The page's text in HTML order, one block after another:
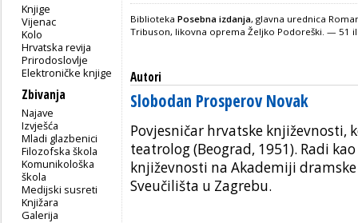
Knjige
Vijenac
Kolo
Hrvatska revija
Prirodoslovlje
Elektroničke knjige
Zbivanja
Najave
Izvješća
Mladi glazbenici
Filozofska škola
Komunikološka
škola
Medijski susreti
Knjižara
Galerija
Biblioteka Posebna izdanja, glavna urednica
Tribuson, likovna oprema Željko Podoreški. — 51
Autori
Slobodan Prosperov Novak
Povjesničar hrvatske književnosti,
teatrolog (Beograd, 1951). Radi
književnosti na Akademiji
Sveučilišta u Zagrebu.